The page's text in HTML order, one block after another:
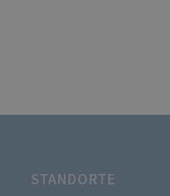
STANDORTE